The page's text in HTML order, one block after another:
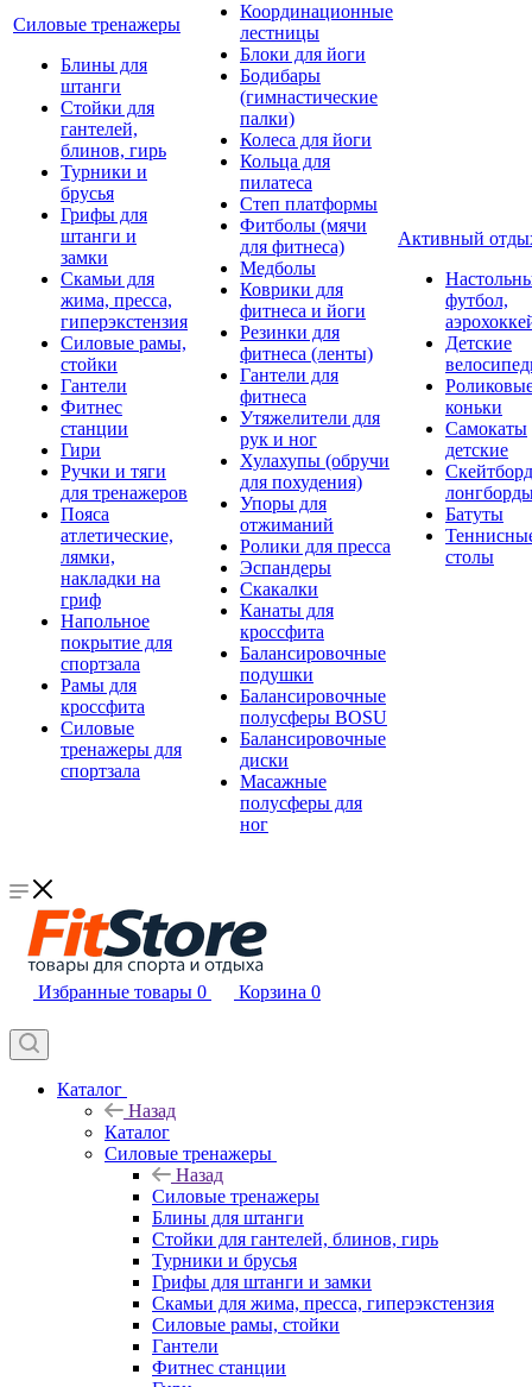
Силовые тренажеры
Блины для
штанги
Стойки для
гантелей,
блинов, гирь
Турники и
брусья
Грифы для
штанги и
замки
Скамьи для
жима, пресса,
гиперэкстензия
Силовые рамы,
стойки
Гантели
Фитнес
станции
Гири
Ручки и тяги
для тренажеров
Пояса
атлетические,
лямки,
накладки на
гриф
Напольное
покрытие для
спортзала
Рамы для
кроссфита
Силовые
тренажеры для
спортзала
Координационные
лестницы
Блоки для йоги
Бодибары
(гимнастические
палки)
Колеса для йоги
Кольца для
пилатеса
Степ платформы
Фитболы (мячи
для фитнеса)
Медболы
Коврики для
фитнеса и йоги
Резинки для
фитнеса (ленты)
Гантели для
фитнеса
Утяжелители для
рук и ног
Хулахупы (обручи
для похудения)
Упоры для
отжиманий
Ролики для пресса
Эспандеры
Скакалки
Канаты для
кроссфита
Балансировочные
подушки
Балансировочные
полусферы BOSU
Балансировочные
диски
Масажные
полусферы для
ног
Активный
футбол,
Детские
коньки
Самокаты
детские
Батуты
столы
Избранные товары 0 Корзина 0
Каталог
Назад
Каталог
Силовые тренажеры
Назад
Силовые тренажеры
Блины для штанги
Стойки для гантелей, блинов, гирь
Турники и брусья
Грифы для штанги и замки
Скамьи для жима, пресса, гиперэкстензия
Силовые рамы, стойки
Гантели
Фитнес станции